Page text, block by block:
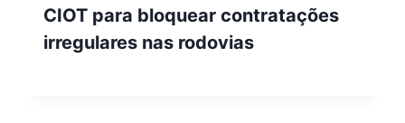
CIOT para bloquear contratações
irregulares nas rodovias